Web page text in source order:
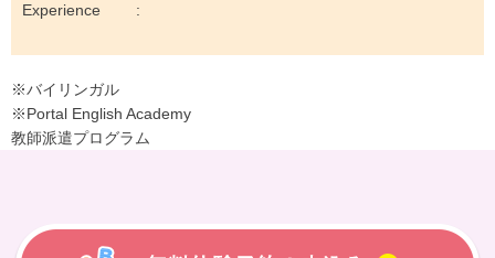
Experience
※バイリンガル
※Portal English Academy
教師派遣プログラム